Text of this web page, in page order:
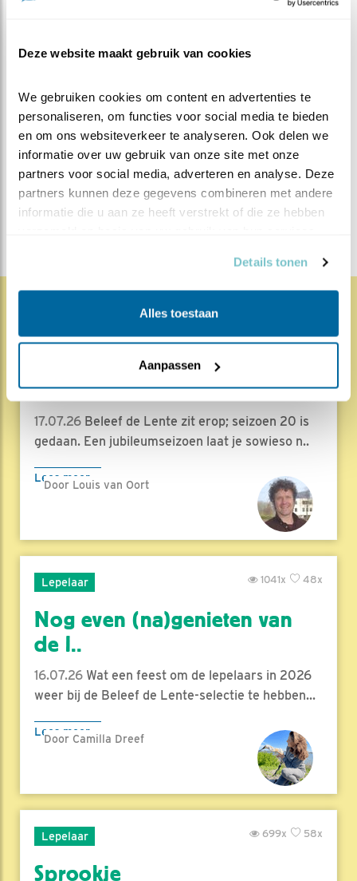
Deze website maakt gebruik van cookies
We gebruiken cookies om content en advertenties te
personaliseren, om functies voor social media te bieden
en om ons websiteverkeer te analyseren. Ook delen we
informatie over uw gebruik van onze site met onze
partners voor social media, adverteren en analyse. Deze
partners kunnen deze gegevens combineren met andere
informatie die u aan ze heeft verstrekt of die ze hebben
Details tonen
Alles toestaan
Aanpassen
deze prachtige, zeldzame broedvogel.
Vind ik leuk
Bewaar deze blog
MEER OVER
Bontbekplevier
Alle Beleef
de Lente blogs
DEEL DIT BERICHT
Herleef de Lente: de vele
hoog..
17.07.26 Beleef de Lente zit erop; seizoen 20 is
gedaan. Een jubileumseizoen laat je sowieso n..
Lees meer
Door Louis van Oort
Lepelaar 48x
1041x
Nog even (na)genieten van
de l..
16.07.26 Wat een feest om de lepelaars in 2026
weer bij de Beleef de Lente-selectie te hebben...
Lees meer
Door Camilla Dreef
Lepelaar 58x
699x
Sprookje